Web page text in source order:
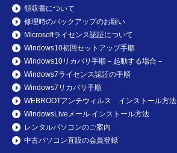
領収書について
修理時のバックアップのお願い
Microsoftライセンス認証について
Windows10初回セットアップ手順
Windows10リカバリ手順－起動する場合－
Windows7ライセンス認証の手順
Windows7リカバリ手順
WEBROOTアンチウィルス インストール方法
WindowsLiveメール インストール方法
レンタルパソコンのご案内
中古パソコン直販の会員登録